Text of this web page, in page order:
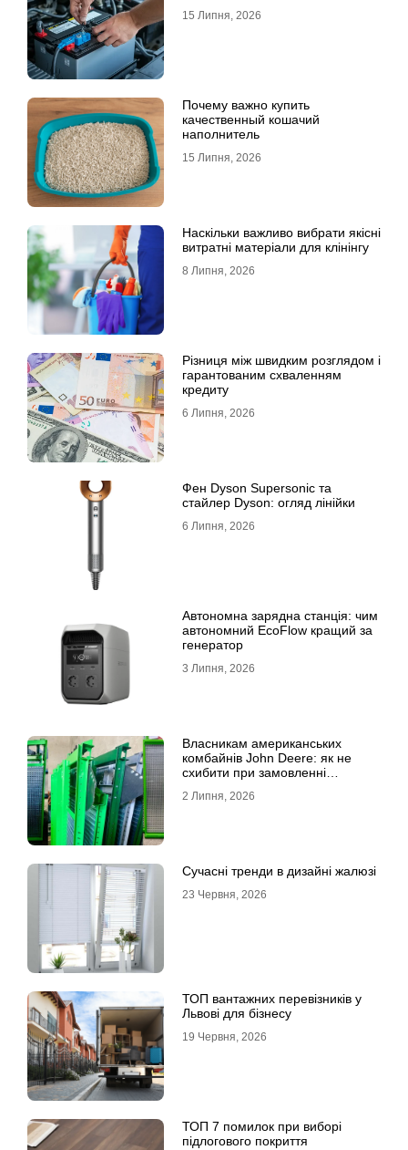
15 Липня, 2026
Почему важно купить
качественный кошачий
наполнитель
15 Липня, 2026
Наскільки важливо вибрати якісні
витратні матеріали для клінінгу
8 Липня, 2026
Різниця між швидким розглядом і
гарантованим схваленням
кредиту
6 Липня, 2026
Фен Dyson Supersonic та
стайлер Dyson: огляд лінійки
6 Липня, 2026
Автономна зарядна станція: чим
автономний EcoFlow кращий за
генератор
3 Липня, 2026
Власникам американських
комбайнів John Deere: як не
схибити при замовленні
2 Липня, 2026
Сучасні тренди в дизайні жалюзі
23 Червня, 2026
ТОП вантажних перевізників у
Львові для бізнесу
19 Червня, 2026
ТОП 7 помилок при виборі
підлогового покриття